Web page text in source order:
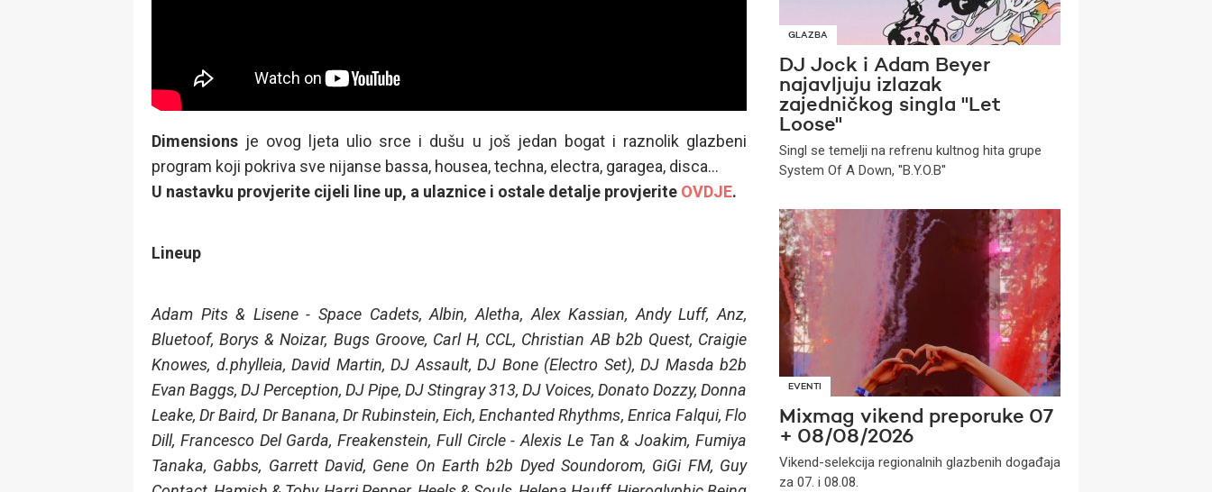
Dimensions je ovog ljeta ulio srce i dušu u još jedan bogat i raznolik glazbeni
program koji pokriva sve nijanse bassa, housea, techna, electra, garagea, disca...
U nastavku provjerite cijeli line up, a ulaznice i ostale detalje provjerite OVDJE.
Lineup
Adam Pits & Lisene - Space Cadets, Albin, Aletha, Alex Kassian, Andy Luff, Anz,
Bluetoof, Borys & Noizar, Bugs Groove, Carl H, CCL, Christian AB b2b Quest, Craigie
Knowes, d.phylleia, David Martin, DJ Assault, DJ Bone (Electro Set), DJ Masda b2b
Evan Baggs, DJ Perception, DJ Pipe, DJ Stingray 313, DJ Voices, Donato Dozzy, Donna
Leake, Dr Baird, Dr Banana, Dr Rubinstein, Eich, Enchanted Rhythms, Enrica Falqui, Flo
Dill, Francesco Del Garda, Freakenstein, Full Circle - Alexis Le Tan & Joakim, Fumiya
Tanaka, Gabbs, Garrett David, Gene On Earth b2b Dyed Soundorom, GiGi FM, Guy
GLAZBA
DJ Jock i Adam Beyer
najavljuju izlazak
zajedničkog singla ''Let
Loose''
Singl se temelji na refrenu kultnog hita grupe
System Of A Down, ''B.Y.O.B''
EVENTI
Mixmag vikend preporuke 07
+ 08/08/2026
Vikend-selekcija regionalnih glazbenih događaja
za 07. i 08.08.